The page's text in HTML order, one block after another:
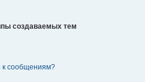
создаваемых тем
к сообщениям?